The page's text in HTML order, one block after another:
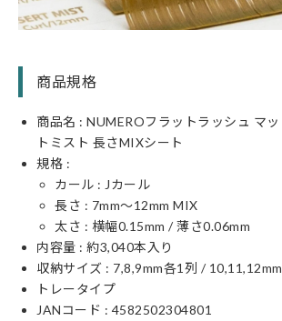
商品規格
商品名 : NUMEROフラットラッシュ マ
トミスト 長さMIXシート
規格 :
カール : Jカール
長さ : 7mm〜12mm MIX
太さ : 横幅0.15mm / 薄さ0.06mm
内容量 : 約3,040本入り
収納サイズ : 7,8,9mm各1列 /
トレータイプ
JANコード : 4582502304801